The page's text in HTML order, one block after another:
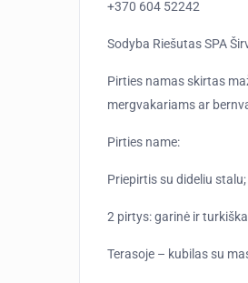
+370 604 52242
Sodyba Riešutas SPA
Pirties namas skirtas
mergvakariams ar
Pirties name:
Priepirtis su dideliu stalu;
2 pirtys: garinė ir
Terasoje – kubilas su